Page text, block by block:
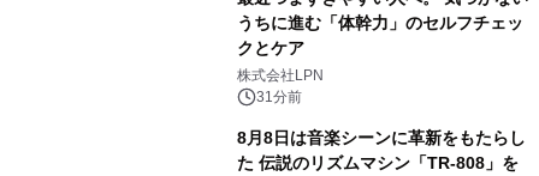
うちに進む「体幹力」のセルフチェッ
クとケア
株式会社LPN
31分前
8月8日は音楽シーンに革新をもたらし
た 伝説のリズムマシン「TR-808」を